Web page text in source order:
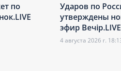
по
Ударов по
утверждены
эфир Вечір.LIVE
4 августа 2026 г.